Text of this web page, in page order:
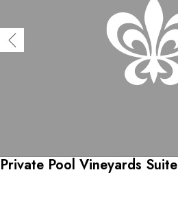
Private Pool Vineyards Suite